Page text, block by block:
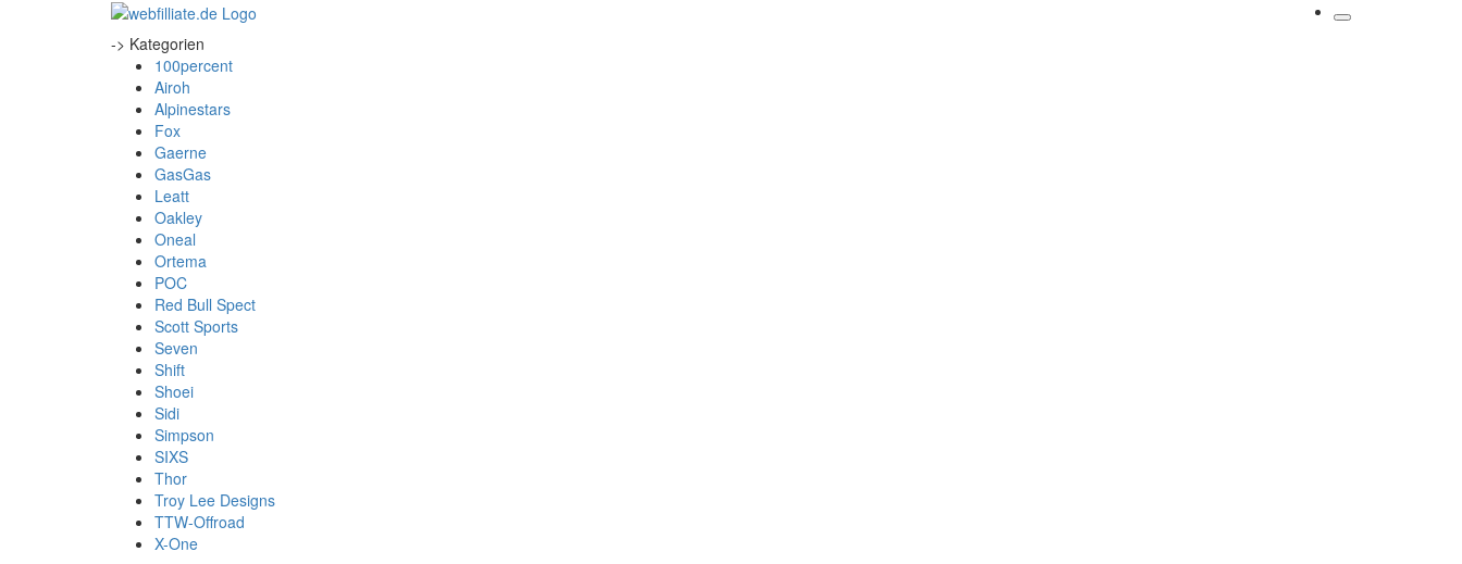
-> Kategorien
100percent
Airoh
Alpinestars
Fox
Gaerne
GasGas
Leatt
Oakley
Oneal
Ortema
POC
Red Bull Spect
Scott Sports
Seven
Shift
Shoei
Sidi
Simpson
SIXS
Thor
Troy Lee Designs
TTW-Offroad
X-One